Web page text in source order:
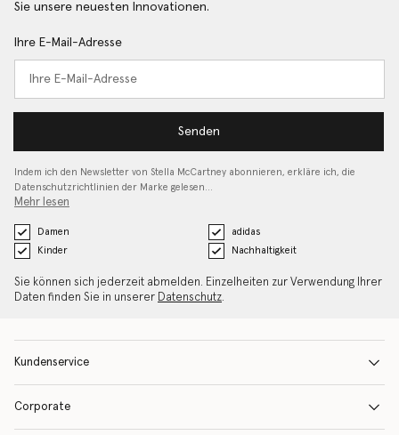
Sie unsere neuesten Innovationen.
Ihre E-Mail-Adresse
Senden
Indem ich den Newsletter von Stella McCartney abonnieren, erkläre ich, die
Datenschutzrichtlinien der Marke gelesen…
Mehr lesen
Damen
adidas
Kinder
Nachhaltigkeit
Sie können sich jederzeit abmelden. Einzelheiten zur Verwendung Ihrer
Daten finden Sie in unserer Datenschutz.
Kundenservice
Corporate